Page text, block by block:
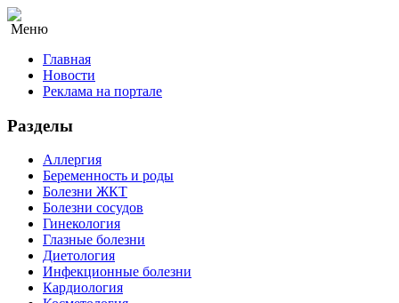
Меню
Главная
Новости
Реклама на портале
Разделы
Аллергия
Беременность и роды
Болезни ЖКТ
Болезни сосудов
Гинекология
Глазные болезни
Диетология
Инфекционные болезни
Кардиология